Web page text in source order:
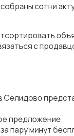
сотни
с
Селидово
предложение.
пару минут